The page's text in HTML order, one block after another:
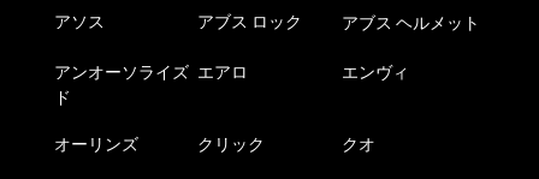
アソス アブス ロック アブス ヘルメット
アンオーソライズ
ド
エアロ エンヴィ
オーリンズ クリック クオ